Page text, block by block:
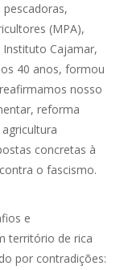
(MPA),
Cajamar,
40 anos, formou
nosso
reforma
concretas à
o fascismo.
e
território de rica
por contradições: